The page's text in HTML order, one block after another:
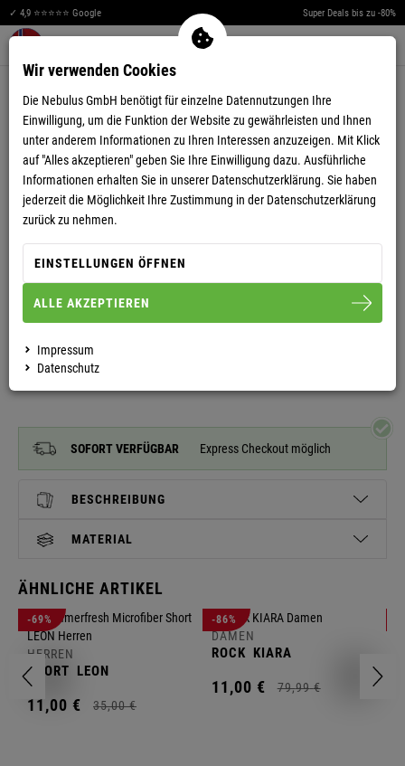
✓ 4,9 ⭐⭐⭐⭐⭐ Google Super Deals bis zu -80%
Warenkorb aufklappen
KAPPE JACKSON UNISEX
SOFORT VERFÜGBAR Express Checkout möglich
BESCHREIBUNG
MATERIAL
ÄHNLICHE ARTIKEL
-69%
HERREN
SHORT LEON
11,00 € 35,00 €
-86%
DAMEN
ROCK KIARA
11,00 € 79,99 €
Wir verwenden Cookies
Die Nebulus GmbH benötigt für einzelne Datennutzungen Ihre
Einwilligung, um die Funktion der Website zu gewährleisten und Ihnen
unter anderem Informationen zu Ihren Interessen anzuzeigen. Mit Klick
auf "Alles akzeptieren" geben Sie Ihre Einwilligung dazu. Ausführliche
Informationen erhalten Sie in unserer Datenschutzerklärung. Sie haben
jederzeit die Möglichkeit Ihre Zustimmung in der Datenschutzerklärung
zurück zu nehmen.
EINSTELLUNGEN ÖFFNEN
ALLE AKZEPTIEREN
Impressum
Datenschutz